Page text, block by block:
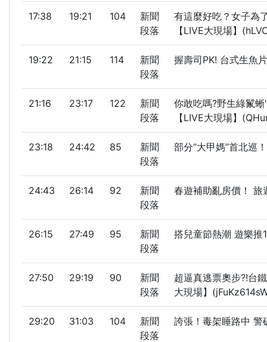
17:38 19:21 104
新聞
段落
有這麼好吃？女子為
【LIVE大現場】
19:22 21:15 114
新聞
段落
握壽司PK! 台式生魚
21:16 23:17 122
新聞
段落
你敢吃嗎?野生綠鬣
【LIVE大現場】
23:18 24:42 85
新聞
段落
部分“大甲媽”首北巡
24:43 26:14 92
新聞
段落
春遊補助亂房價！ 旅
26:15 27:49 95
新聞
段落
搭兒童節熱潮 遊樂推
27:50 29:19 90
新聞
段落
超逼真逃票奧步?!台
大現場】
29:20 31:03 104
新聞
段落
誇張！毒架睡路中 警